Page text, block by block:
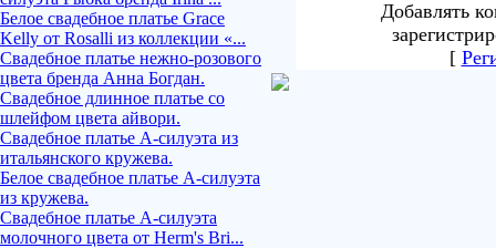
Белое свадебное платье Grace
Kelly от Rosalli из коллекции «...
Свадебное платье нежно-розового
цвета бренда Анна Богдан.
Свадебное длинное платье со
шлейфом цвета айвори.
Свадебное платье А-силуэта из
итальянского кружева.
Белое свадебное платье А-силуэта
из кружева.
Свадебное платье А-силуэта
молочного цвета от Herm's Bri...
Добавлять
[